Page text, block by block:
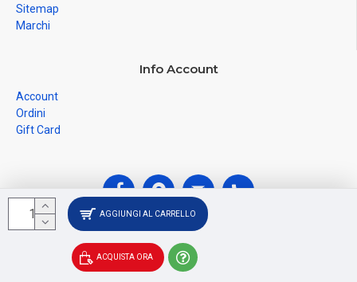
AGGIUNGI AL CARRELLO
ACQUISTA ORA
Sitemap
Marchi
Info Account
Account
Ordini
Gift Card
© Ferramenta Santoro Domenico 2026, C.F.
SNTDNC60T04F481U, P.IVA IT02228110652 - Registro delle